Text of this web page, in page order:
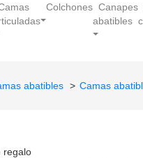
Colchones Canapes
abatibles
abatibles Camas
regalo